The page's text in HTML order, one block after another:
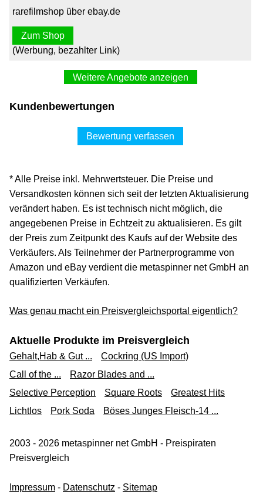
rarefilmshop über ebay.de
Zum Shop
(Werbung, bezahlter Link)
Weitere Angebote anzeigen
Kundenbewertungen
Bewertung verfassen
* Alle Preise inkl. Mehrwertsteuer. Die Preise und
Versandkosten können sich seit der letzten Aktualisierung
verändert haben. Es ist technisch nicht möglich, die
angegebenen Preise in Echtzeit zu aktualisieren. Es gilt
der Preis zum Zeitpunkt des Kaufs auf der Website des
Verkäufers. Als Teilnehmer der Partnerprogramme von
Amazon und eBay verdient die metaspinner net GmbH an
qualifizierten Verkäufen.
Was genau macht ein Preisvergleichsportal eigentlich?
Aktuelle Produkte im Preisvergleich
Gehalt,Hab & Gut ...
Cockring (US Import)
Call of the ...
Razor Blades and ...
Selective Perception
Square Roots
Greatest Hits
Lichtlos
Pork Soda Böses Junges Fleisch-14 ...
2003 - 2026 metaspinner net GmbH - Preispiraten
Preisvergleich
Impressum - Datenschutz - Sitemap